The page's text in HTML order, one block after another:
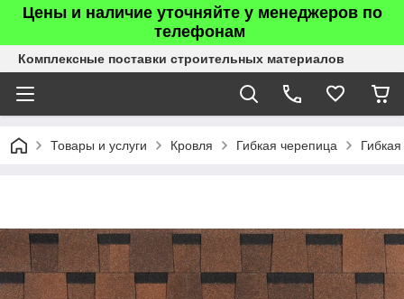
Цены и наличие уточняйте у менеджеров по
телефонам
Комплексные поставки строительных материалов
Товары и услуги Кровля Гибкая черепица